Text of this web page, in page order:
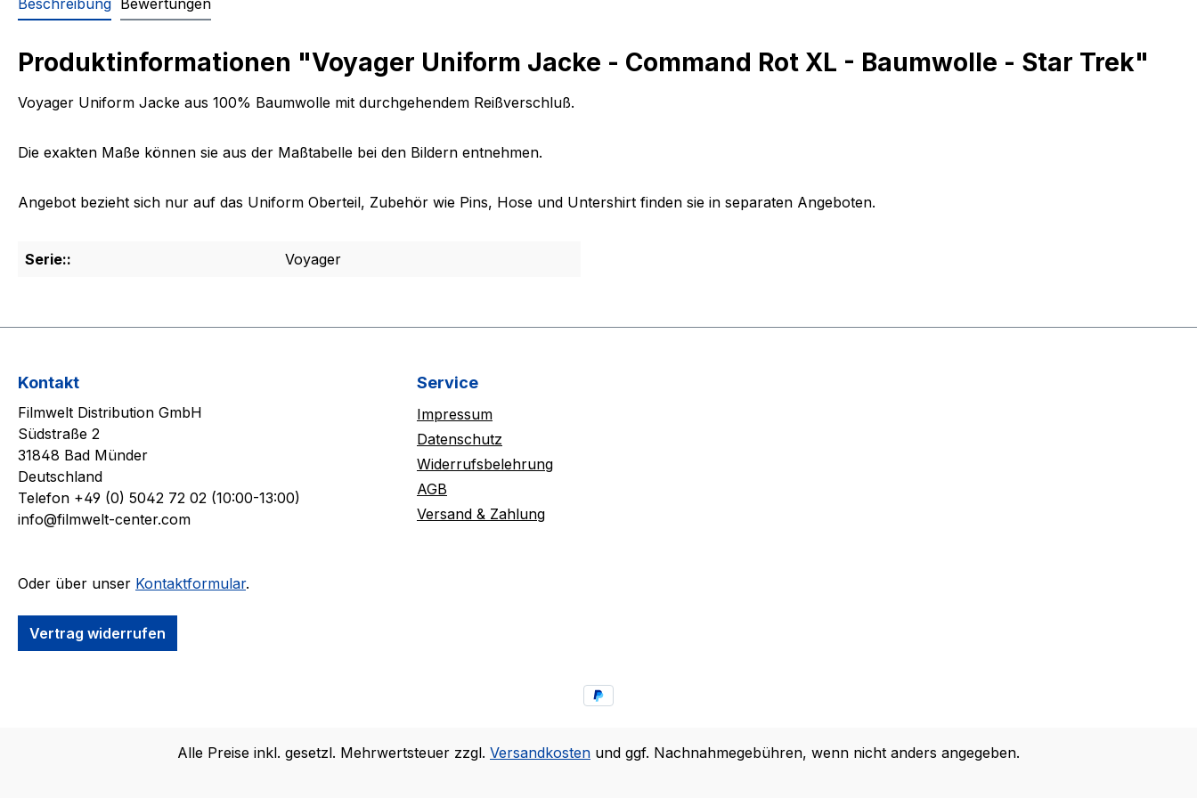
Beschreibung Bewertungen
Produktinformationen "Voyager Uniform Jacke - Command Rot XL - Baumwolle - Star Trek"
Voyager Uniform Jacke aus 100% Baumwolle mit durchgehendem Reißverschluß.
Die exakten Maße können sie aus der Maßtabelle bei den Bildern entnehmen.
Angebot bezieht sich nur auf das Uniform Oberteil, Zubehör wie Pins, Hose und Untershirt finden sie in separaten Angeboten.
Serie:: Voyager
Kontakt
Filmwelt Distribution GmbH
Südstraße 2
31848 Bad Münder
Deutschland
Telefon +49 (0) 5042 72 02 (10:00-13:00)
info@filmwelt-center.com
Oder über unser Kontaktformular.
Vertrag widerrufen
Service
Impressum
Datenschutz
Widerrufsbelehrung
AGB
Versand & Zahlung
Alle Preise inkl. gesetzl. Mehrwertsteuer zzgl. Versandkosten und ggf. Nachnahmegebühren, wenn nicht anders angegeben.